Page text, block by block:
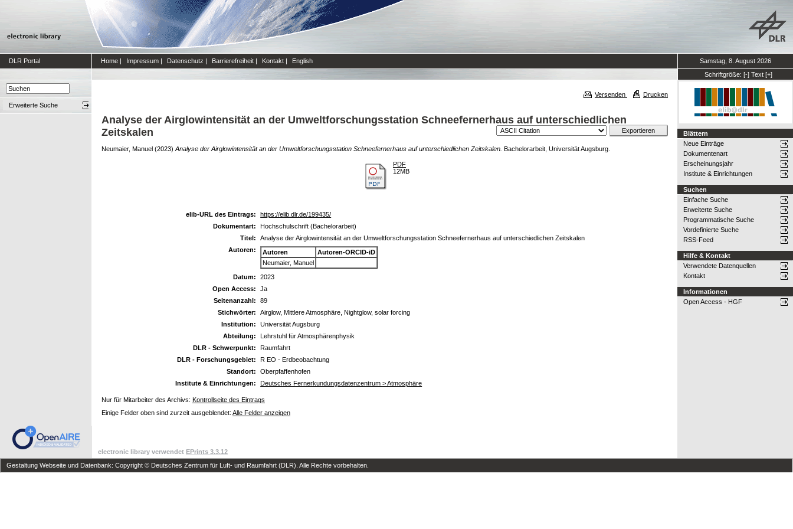
DLR Portal Home | Impressum | Datenschutz | Barrierefreiheit | Kontakt | English
Samstag, 8. August 2026
Schriftgröße: [-] Text [+]
Erweiterte Suche
Versenden Drucken
Analyse der Airglowintensität an der Umweltforschungsstation Schneefernerhaus auf unterschiedlichen
Zeitskalen
Neumaier, Manuel (2023) Analyse der Airglowintensität an der Umweltforschungsstation Schneefernerhaus auf unterschiedlichen Zeitskalen. Bachelorarbeit, Universität Augsburg.
PDF
12MB
elib-URL des Eintrags:
https://elib.dlr.de/199435/
Dokumentart:
Hochschulschrift (Bachelorarbeit)
Titel:
Analyse der Airglowintensität an der Umweltforschungsstation Schneefernerhaus auf unterschiedlichen Zeitskalen
Autoren:
Autoren
Autoren-ORCID-iD
Neumaier, Manuel
Datum:
2023
Open Access:
Ja
Seitenanzahl:
89
Stichwörter:
Airglow, Mittlere Atmosphäre, Nightglow, solar forcing
Institution:
Universität Augsburg
Abteilung:
Lehrstuhl für Atmosphärenphysik
DLR - Schwerpunkt:
Raumfahrt
DLR - Forschungsgebiet:
R EO - Erdbeobachtung
Standort:
Oberpfaffenhofen
Institute & Einrichtungen:
Deutsches Fernerkundungsdatenzentrum > Atmosphäre
Nur für Mitarbeiter des Archivs: Kontrollseite des Eintrags
Einige Felder oben sind zurzeit ausgeblendet: Alle Felder anzeigen
Blättern
Neue Einträge
Dokumentenart
Erscheinungsjahr
Institute & Einrichtungen
Suchen
Einfache Suche
Erweiterte Suche
Programmatische Suche
Vordefinierte Suche
RSS-Feed
Hilfe & Kontakt
Verwendete Datenquellen
Kontakt
Informationen
Open Access - HGF
electronic library verwendet EPrints 3.3.12
Gestaltung Webseite und Datenbank: Copyright © Deutsches Zentrum für Luft- und Raumfahrt (DLR). Alle Rechte vorbehalten.